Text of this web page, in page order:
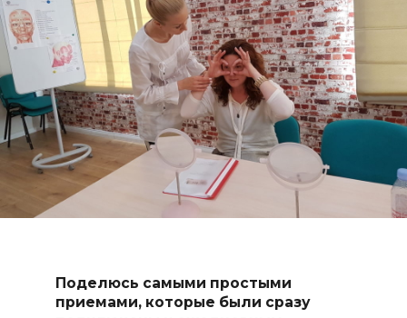
Поделюсь самыми простыми
приемами, которые были сразу